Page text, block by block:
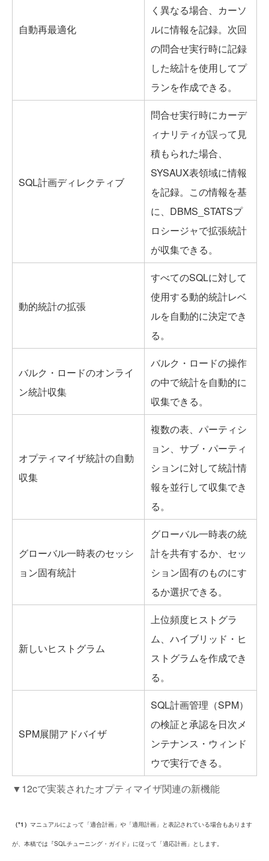
▼12cで実装されたオプティマイザ関連の新機能
自動再最適化
く異なる場合、カーソ
ルに情報を記録。次回
の問合せ実行時に記録
した統計を使用してプ
ランを作成できる。
SQL計画ディレクティブ
問合せ実行時にカーデ
ィナリティが誤って見
積もられた場合、
SYSAUX表領域に情報
を記録。この情報を基
に、DBMS_STATSプ
ロシージャで拡張統計
が収集できる。
動的統計の拡張
すべてのSQLに対して
使用する動的統計レベ
ルを自動的に決定でき
る。
バルク・ロードのオンライ
ン統計収集
バルク・ロードの操作
の中で統計を自動的に
収集できる。
オプティマイザ統計の自動
収集
複数の表、パーティシ
ョン、サブ・パーティ
ションに対して統計情
報を並行して収集でき
る。
グローバル一時表のセッシ
ョン固有統計
グローバル一時表の統
計を共有するか、セッ
ション固有のものにす
るか選択できる。
新しいヒストグラム
上位頻度ヒストグラ
ム、ハイブリッド・ヒ
ストグラムを作成でき
る。
SPM展開アドバイザ
SQL計画管理（SPM）
の検証と承認を日次メ
ンテナンス・ウィンド
ウで実行できる。
（*1） マニュアルによって「適合計画」や「適用計画」と表記されている場合もあります
が、本稿では『SQLチューニング・ガイド』に従って「適応計画」とします。